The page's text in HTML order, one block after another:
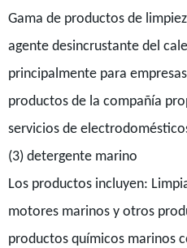
Gama de productos de
agente desincrustante del
principalmente para
productos de la compañía
servicios de
(3) detergente marino
Los productos incluyen:
motores marinos y otros
productos químicos marinos